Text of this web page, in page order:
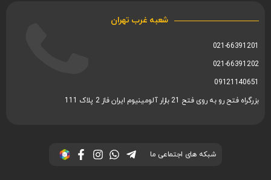
شعبه غرب تهران
021-66391201
021-66391202
09121140651
بزرگراه فتح رو به روی فتح 21 بازار آلومینیوم ایران فاز 2 پلاک 111
شبکه های اجتماعی ما